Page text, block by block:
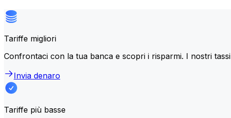
Tariffe migliori
Confrontaci con la tua banca e scopri i risparmi. I nostri tassi
Invia denaro
Tariffe più basse